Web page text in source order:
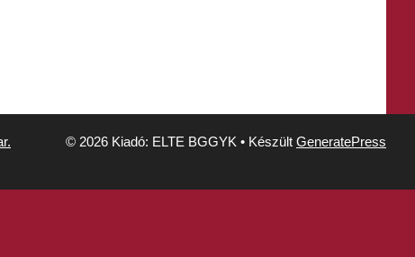
© 2026 Kiadó: ELTE BGGYK • Készült GeneratePress